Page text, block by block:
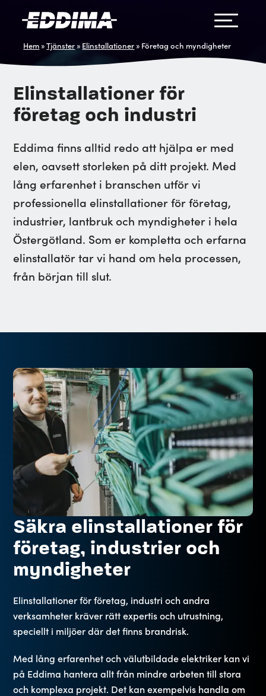
Hem»Tjänster» Elinstallationer» Företag och myndigheter
Elinstallationer för
företag och industri
Eddima finns alltid redo att hjälpa er med
elen, oavsett storleken på ditt projekt. Med
lång erfarenhet i branschen utför vi
professionella elinstallationer för företag,
industrier, lantbruk och myndigheter i hela
Östergötland. Som er kompletta och erfarna
elinstallatör tar vi hand om hela processen,
från början till slut.
Säkra elinstallationer för
företag, industrier och
myndigheter
Elinstallationer för företag, industri och andra
verksamheter kräver rätt expertis och utrustning,
speciellt i miljöer där det finns brandrisk.
Med lång erfarenhet och välutbildade elektriker kan vi
på Eddima hantera allt från mindre arbeten till stora
och komplexa projekt. Det kan exempelvis handla om